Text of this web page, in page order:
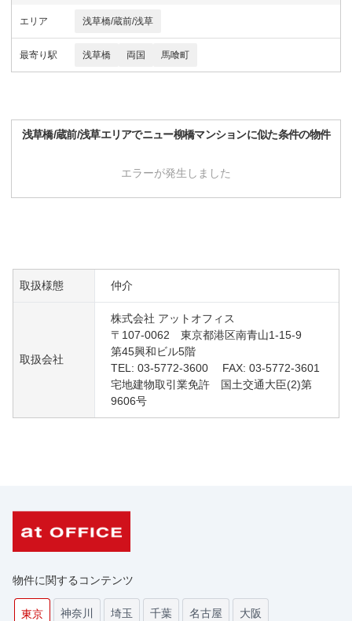
エリア 浅草橋/蔵前/浅草
最寄り駅 浅草橋 両国 馬喰町
浅草橋/蔵前/浅草エリアでニュー柳橋マンションに似た条件の物件
エラーが発生しました
取扱様態 仲介
取扱会社
株式会社 アットオフィス
〒107-0062 東京都港区南青山1-15-9
第45興和ビル5階
TEL: 03-5772-3600 FAX: 03-5772-3601
宅地建物取引業免許 国土交通大臣(2)第
9606号
物件に関するコンテンツ
東京 神奈川 埼玉 千葉 名古屋 大阪